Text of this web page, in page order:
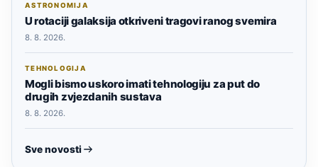
ASTRONOMIJA
U rotaciji galaksija otkriveni tragovi ranog svemira
8. 8. 2026.
TEHNOLOGIJA
Mogli bismo uskoro imati tehnologiju za put do
drugih zvjezdanih sustava
8. 8. 2026.
Sve novosti